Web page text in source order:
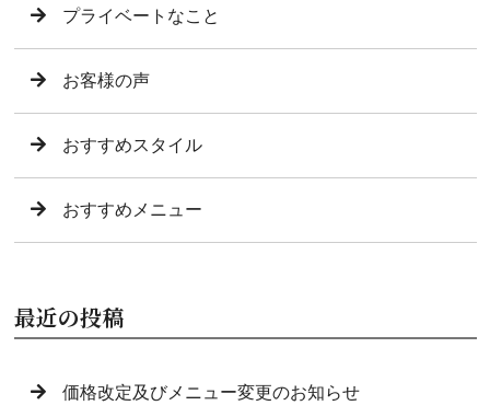
プライベートなこと
お客様の声
おすすめスタイル
おすすめメニュー
最近の投稿
価格改定及びメニュー変更のお知らせ